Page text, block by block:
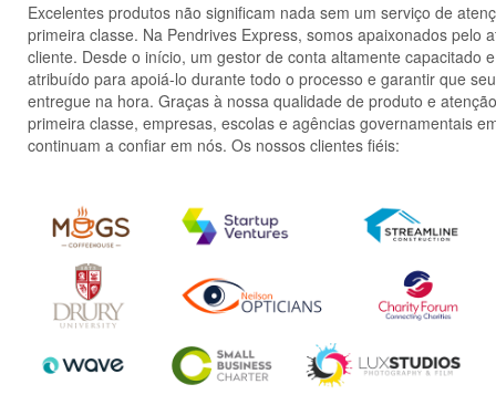
Excelentes produtos não significam nada sem um serviço de
primeira classe. Na Pendrives Express, somos apaixonados pelo
cliente. Desde o início, um gestor de conta altamente capacitado
atribuído para apoiá-lo durante todo o processo e garantir que
entregue na hora. Graças à nossa qualidade de produto e
primeira classe, empresas, escolas e agências governamentais
continuam a confiar em nós. Os nossos clientes fiéis: